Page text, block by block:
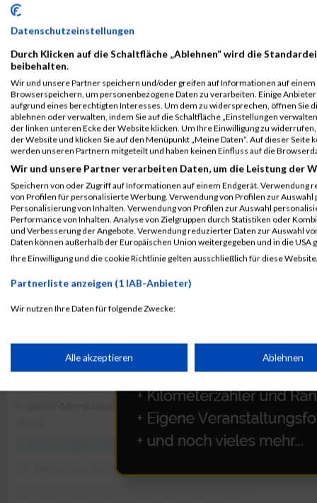
28968
Rang:596.
Kontaktformular / Fragen
zur Zeitmessung
Thomas Völcker
Datenschutzeinstellungen
Durch Klicken auf die Schaltfläche „Ablehnen“ wird die
beibehalten.
Wir und unsere Partner speichern und/oder greifen auf Informationen auf einem
Browserspeichern, um personenbezogene Daten zu verarbeiten. Einige
aufgrund eines berechtigten Interesses. Um dem zu widersprechen, öffnen Sie
ablehnen oder verwalten, indem Sie auf die Schaltfläche „Einstellungen
der linken unteren Ecke der Website klicken. Um Ihre Einwilligung zu
der Website und klicken Sie auf den Menüpunkt „Meine Daten“. Auf dieser
werden unseren Partnern mitgeteilt und haben keinen Einfluss auf die
Wir und unsere Partner verarbeiten Daten, um die Leistung der
Speichern von oder Zugriff auf Informationen auf einem Endgerät. Verwendung
von Profilen für personalisierte Werbung. Verwendung von Profilen zur
Personalisierung von Inhalten. Verwendung von Profilen zur Auswahl
Performance von Inhalten. Analyse von Zielgruppen durch Statistiken oder
und Verbesserung der Angebote. Verwendung reduzierter Daten zur Auswahl
Daten können außerhalb der Europäischen Union weitergegeben und in die USA
Ihre Einwilligung und die cookie Richtlinie gelten ausschließlich für diese
Partnerliste anzeigen (1 IAB-Anbieter)
Wir nutzen Ihre Daten für folgende Zwecke:
Speichern von oder Zugriff auf Informationen auf einem
Verwendung reduzierter Daten zur Auswahl von
Erstellung von Profilen für personalisierte Werbung
Alle akzeptieren Ablehnen